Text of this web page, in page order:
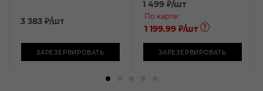
3 383 ₽/шт
ЗАРЕЗЕРВИРОВАТЬ
1 499 ₽/шт
По карте:
1 199.99 ₽/шт
ЗАРЕЗЕРВИРОВАТЬ